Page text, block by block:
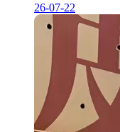
26-07-22